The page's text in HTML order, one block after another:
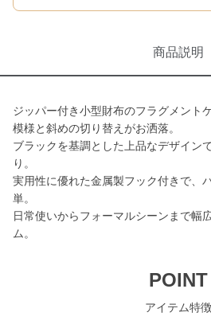
商品説明
ジッパー付き小型財布のフラグメント
模様と斜めの切り替えがお洒落。
ブラックを基調とした上品なデザイン
り。
実用性に優れた金属製フック付きで、
単。
日常使いからフォーマルシーンまで幅
ム。
POINT
アイテム特徴